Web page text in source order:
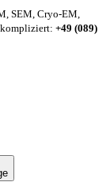
SEM, Cryo-EM,
+49 (089)